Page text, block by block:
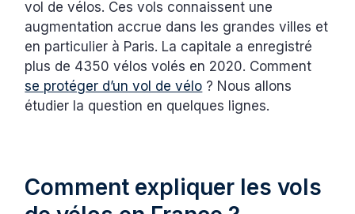
vol de vélos. Ces vols connaissent une
augmentation accrue dans les grandes villes et
en particulier à Paris. La capitale a enregistré
plus de 4350 vélos volés en 2020. Comment
se protéger d’un vol de vélo ? Nous allons
étudier la question en quelques lignes.
Comment expliquer les vols